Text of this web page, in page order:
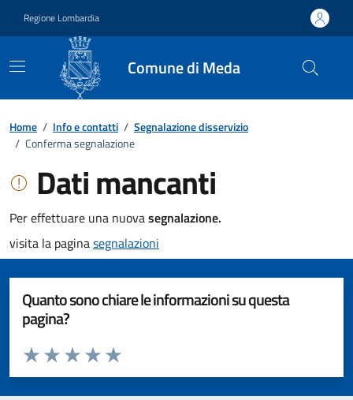
Regione Lombardia
Comune di Meda
Home / Info e contatti / Segnalazione disservizio
/ Conferma segnalazione
Dati mancanti
Per effettuare una nuovasegnalazione.
visita la paginasegnalazioni
Quanto sono chiare le informazioni su questa
pagina?
Valuta da 1 a 5 stelle la pagina
Valuta 5 stelle su 5
Valuta 4 stelle su 5
Valuta 3 stelle su 5
Valuta 2 stelle su 5
Valuta 1 stelle su 5